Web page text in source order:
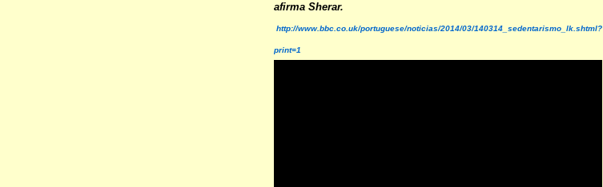
afirma Sherar.
http://www.bbc.co.uk/portuguese/noticias/2014/03/140314_sedentarismo_lk.shtml?
print=1